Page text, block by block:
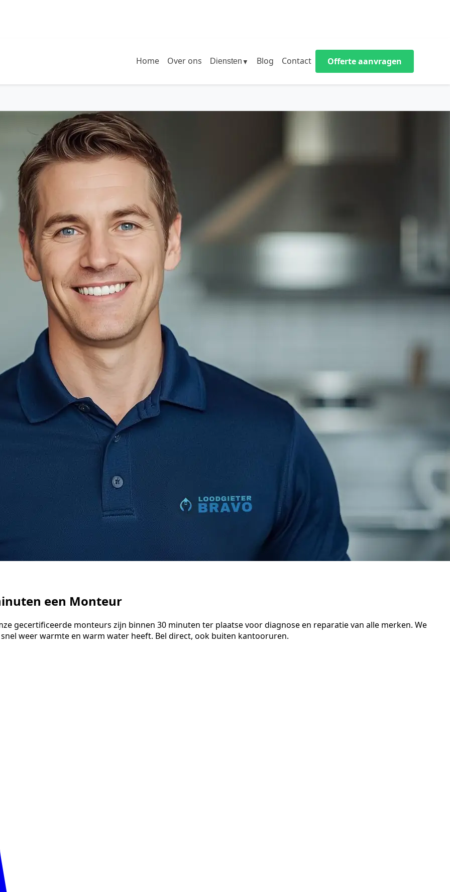
Home Over ons Diensten ▼ Blog Contact Offerte aanvragen
een Monteur
gecertificeerde monteurs zijn binnen 30 minuten ter plaatse voor diagnose en reparatie van alle merken. We
weer warmte en warm water heeft. Bel direct, ook buiten kantooruren.